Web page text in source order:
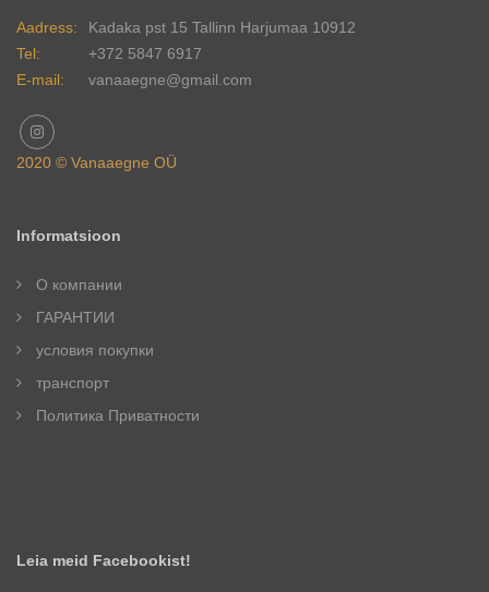
Aadress:
Kadaka pst 15 Tallinn Harjumaa 10912
Tel:
+372 5847 6917
E-mail:
vanaaegne@gmail.com
2020 © Vanaaegne OÜ
Informatsioon
О компании
ГАРАНТИИ
условия покупки
транспорт
Политика Приватности
Leia meid Facebookist!